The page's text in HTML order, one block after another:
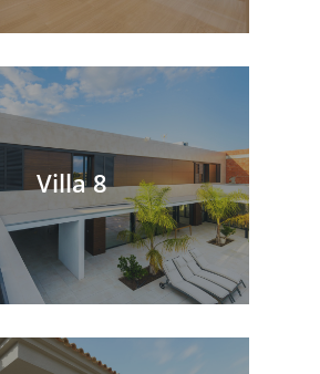
Villa 8